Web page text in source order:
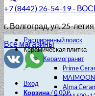
+7 (8442) 26-54-19 -
г. Волгоград, ул. 25-
Все магазины
Вход
Корзина/0.00₽
Расширенный поиск
Керамическая плитка
Керамогранит
Prime
MAIMOON
Alma